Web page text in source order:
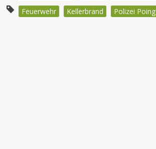
Feuerwehr
Kellerbrand Polizei Poing